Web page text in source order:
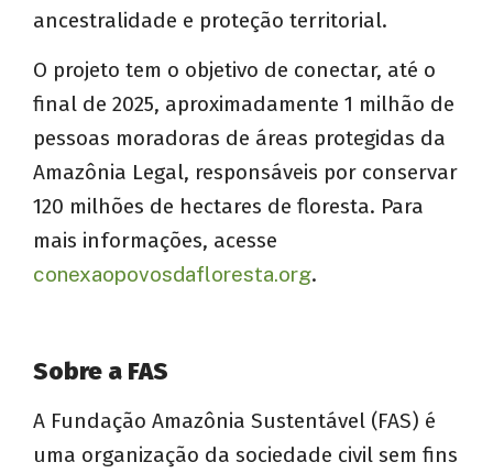
ancestralidade e proteção territorial.
O projeto tem o objetivo de conectar, até o
final de 2025, aproximadamente 1 milhão de
pessoas moradoras de áreas protegidas da
Amazônia Legal, responsáveis por conservar
120 milhões de hectares de floresta. Para
mais informações, acesse
conexaopovosdafloresta.org.
Sobre a FAS
A Fundação Amazônia Sustentável (FAS) é
uma organização da sociedade civil sem fins